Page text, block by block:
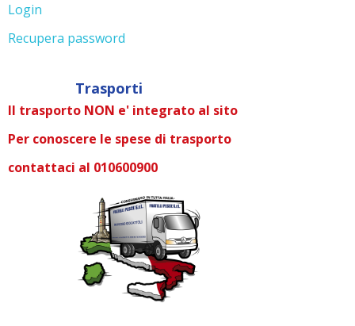
Login
Recupera password
Trasporti
Il trasporto NON e' integrato al sito
Per conoscere le spese di trasporto
contattaci al 010600900